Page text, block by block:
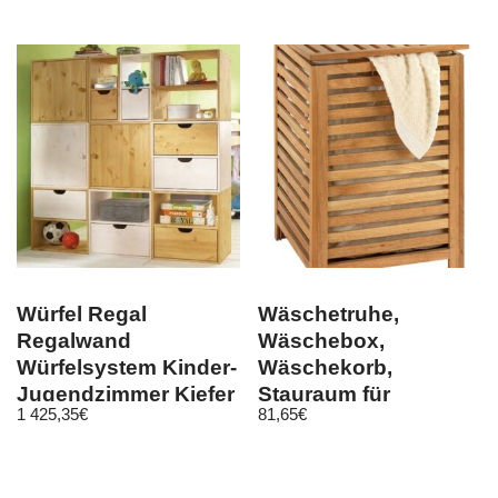
Würfel Regal
Regalwand
Würfelsystem Kinder-
Jugendzimmer Kiefer
massiv
1 425,35€
Wäschetruhe,
Wäschebox,
Wäschekorb,
Stauraum für
Handtücher
81,65€